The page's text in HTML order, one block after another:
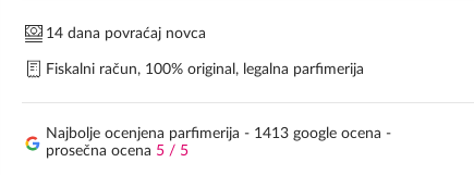
14 dana povraćaj novca
Fiskalni račun, 100% original, legalna parfimerija
Najbolje ocenjena parfimerija - 1413 google ocena -
prosečna ocena 5 / 5